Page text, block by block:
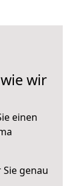
wir
einen
genau